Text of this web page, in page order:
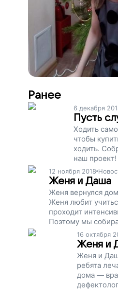
Ранее
6 декабря
Пусть
Ходить
чтобы
ходить.
наш проект!
12 ноября 2018
Женя и Даша
Женя вернулся
Женя любит
проходит
Поэтому мы
мышцы и16 октября
Женя и
Женя и
ребята
дома —